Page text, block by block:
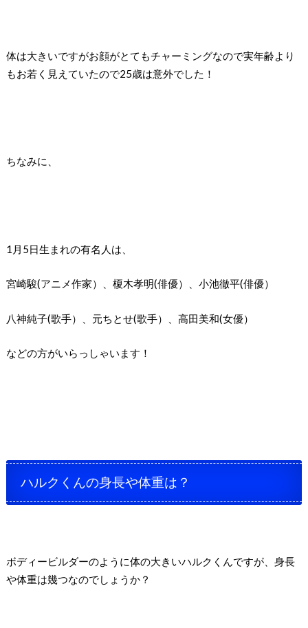
体は大きいですがお顔がとてもチャーミングなので実年齢より
もお若く見えていたので25歳は意外でした！
ちなみに、
1月5日生まれの有名人は、
宮崎駿(アニメ作家）、榎木孝明(俳優）、小池徹平(俳優）
八神純子(歌手）、元ちとせ(歌手）、高田美和(女優）
などの方がいらっしゃいます！
ハルクくんの身長や体重は？
ボディービルダーのように体の大きいハルクくんですが、 身長
や体重は幾つなのでしょうか？